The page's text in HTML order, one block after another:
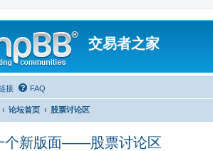
交易者之家
接 FAQ
论坛首页 股票讨论区
个新版面——股票讨论区